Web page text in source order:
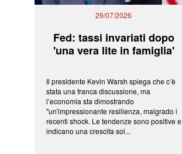
29/07/2026
Fed: tassi invariati dopo
'una vera lite in famiglia'
Il presidente Kevin Warsh spiega che c’è
stata una franca discussione, ma
l’economia sta dimostrando
"un'impressionante resilienza, malgrado i
recenti shock. Le tendenze sono positive e
indicano una crescita sol...